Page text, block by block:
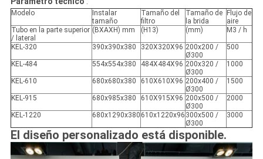
Modelo
Instalar
tamaño
Tamaño del
filtro
Tamaño de
la brida
Flujo de
aire
Tubo en la parte superior
/ lateral
(BXAXH) mm (H13) (mm) M3 / h
KEL-320 390x390x380 320X320X96 200x200 /
Ø300
500
KEL-484 554x554x380 484X484X96 200x320 /
Ø300
1000
KEL-610 680x680x380 610X610X96 200x400 /
Ø300
1500
KEL-915 680x985x380 610X915X96 200x500 /
Ø300
2000
KEL-1220 680x1290x380 610x1220x96 300x500 /
Ø300
3000
El diseño personalizado está disponible.